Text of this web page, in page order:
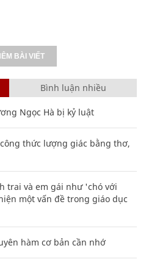
BÀI VIẾT
Bình luận nhiều
Ngọc Hà bị kỷ luật
thức lượng giác bằng thơ,
trai và em gái như 'chó với
một vấn đề trong giáo dục
hàm cơ bản cần nhớ